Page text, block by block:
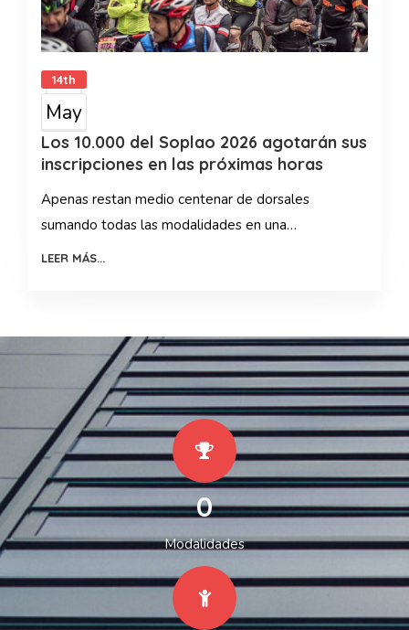
14th
May
Los 10.000 del Soplao 2026 agotarán sus
inscripciones en las próximas horas
Apenas restan medio centenar de dorsales
sumando todas las modalidades en una…
LEER MÁS...
0
Modalidades